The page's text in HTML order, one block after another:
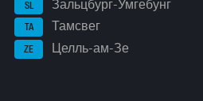
SL Зальцбург-Умгебунг
TA Тамсвег
ZE Целль-ам-Зе